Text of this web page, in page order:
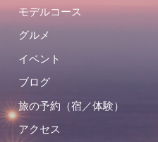
モデルコース
グルメ
イベント
ブログ
旅の予約（宿／体験）
アクセス